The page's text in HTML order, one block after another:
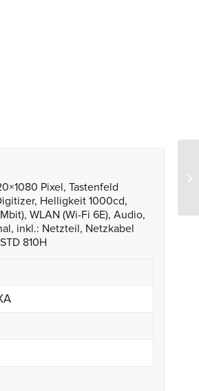
Pixel, Tastenfeld
Helligkeit 1000cd,
WLAN (Wi-Fi 6E), Audio,
inkl.: Netzteil, Netzkabel
810H